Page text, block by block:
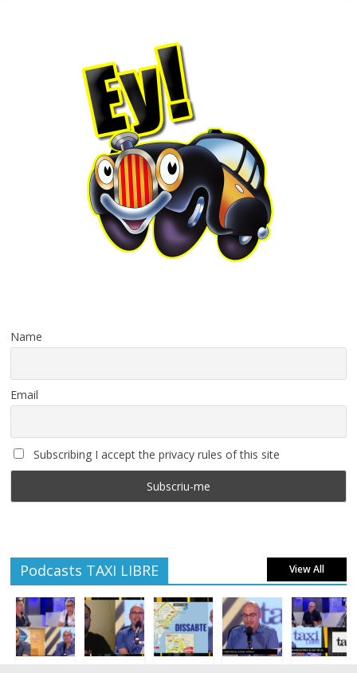
Name
Email
Subscribing I accept the privacy rules of this site
Podcasts TAXI LIBRE View All